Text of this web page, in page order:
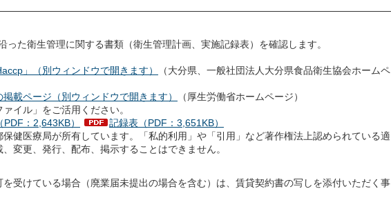
た衛生管理に関する書類（衛生管理計画、実施記録表）を確認します。
」（別ウィンドウで開きます）
（大分県、一般社団法人大分県食品衛生協会ホームペ
載ページ（別ウィンドウで開きます）
（厚生労働省ホームページ）
イル」をご活用ください。
：2,643KB）
記録表（PDF：3,651KB）
健医療局が所有しています。「私的利用」や「引用」など著作権法上認められている適
変更、発行、配布、掲示することはできません。
受けている場合（廃業届未提出の場合を含む）は、賃貸契約書の写しを添付いただく事